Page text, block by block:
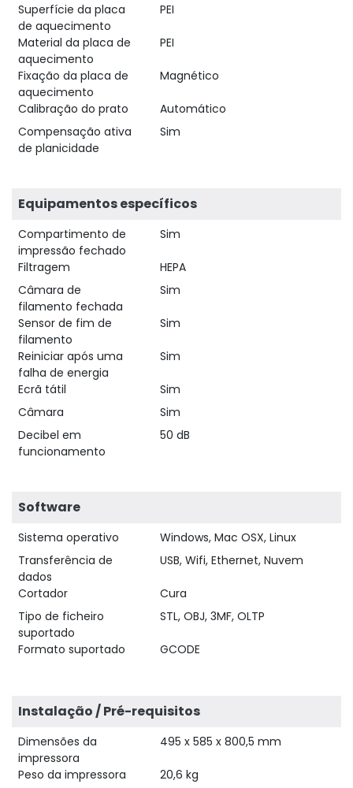
Superfície da placa
de aquecimento
PEI
Material da placa de
aquecimento
PEI
Fixação da placa de
aquecimento
Magnético
Calibração do prato
Automático
Compensação ativa
de planicidade
Sim
Equipamentos específicos
Compartimento de
impressão fechado
Sim
Filtragem
HEPA
Câmara de
filamento fechada
Sim
Sensor de fim de
filamento
Sim
Reiniciar após uma
falha de energia
Sim
Ecrã tátil
Sim
Câmara
Sim
Decibel em
funcionamento
50 dB
Software
Sistema operativo
Windows, Mac OSX, Linux
Transferência de
dados
USB, Wifi, Ethernet, Nuvem
Cortador
Cura
Tipo de ficheiro
suportado
STL, OBJ, 3MF, OLTP
Formato suportado GCODE
Instalação / Pré-requisitos
Dimensões da
impressora
495 x 585 x 800,5 mm
Peso da impressora
20,6 kg